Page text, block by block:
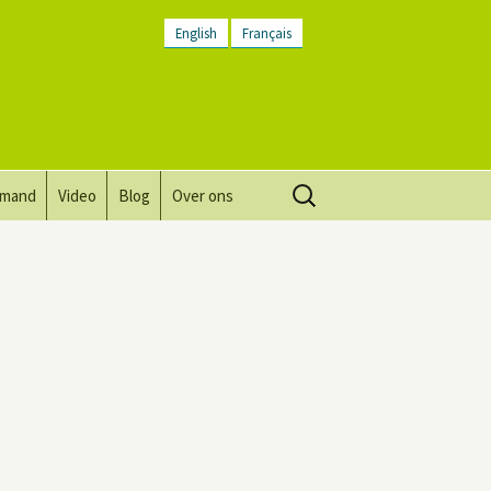
English Français
Video Blog Over ons
Zoeken
naar: